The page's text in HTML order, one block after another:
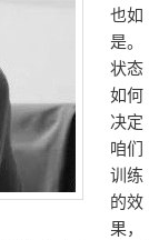
也如
是。
状态
如何
决定
咱们
训练
的效
果，